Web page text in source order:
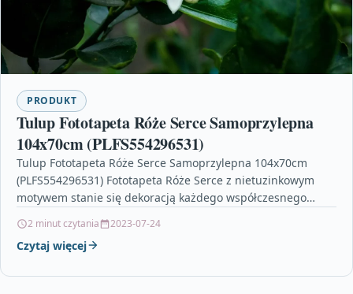
PRODUKT
Tulup Fototapeta Róże Serce Samoprzylepna
104x70cm (PLFS554296531)
Tulup Fototapeta Róże Serce Samoprzylepna 104x70cm
(PLFS554296531) Fototapeta Róże Serce z nietuzinkowym
motywem stanie się dekoracją każdego współczesnego
2 minut czytania 2023-07-24
Czytaj więcej